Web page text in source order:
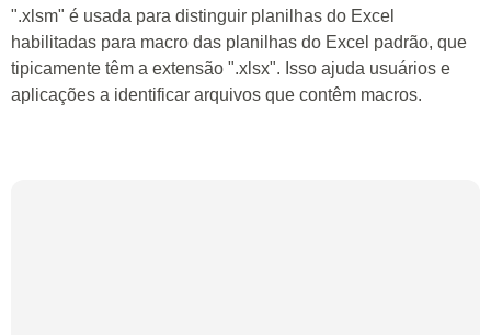
".xlsm" é usada para distinguir planilhas do Excel
habilitadas para macro das planilhas do Excel padrão, que
tipicamente têm a extensão ".xlsx". Isso ajuda usuários e
aplicações a identificar arquivos que contêm macros.